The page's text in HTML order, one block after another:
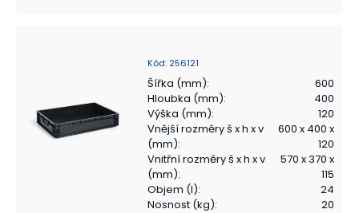
Kód: 256121
Šířka (mm):
600
Hloubka (mm):
400
Výška (mm):
120
Vnější rozměry š x h x v
(mm):
600 x 400 x
120
Vnitřní rozměry š x h x v
(mm):
570 x 370 x
115
Objem (l):
24
Nosnost (kg): 20